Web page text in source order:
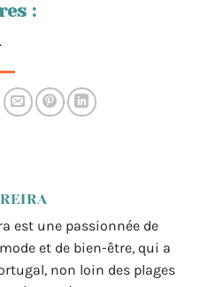
:
est une passionnée de
et de bien-être, qui a
non loin des plages